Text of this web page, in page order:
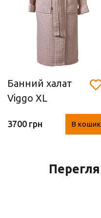
Банний халат
Viggo XL
(AQUANOVA,
Dusty Pink)
3700 грн В кошик